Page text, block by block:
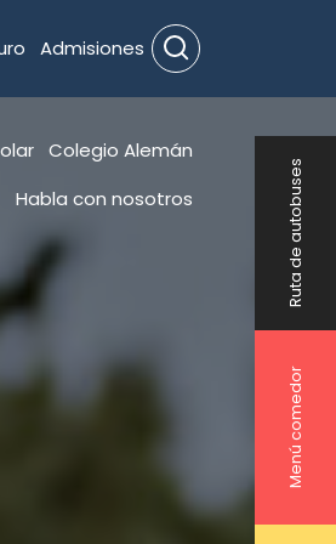
Admisiones Search
Colegio Alemán
Habla con nosotros
Menú comedor
Ruta de autobuses